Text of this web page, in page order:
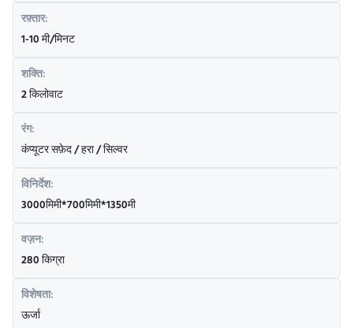
रफ़्तार:
1-10 मी/मिनट
शक्ति:
2 किलोवाट
रंग:
कंप्यूटर सफ़ेद / हरा / सिल्वर
विनिर्देश:
3000मिमी*700मिमी*1350मी
वज़न:
280 किग्रा
विशेषता:
ऊर्जा